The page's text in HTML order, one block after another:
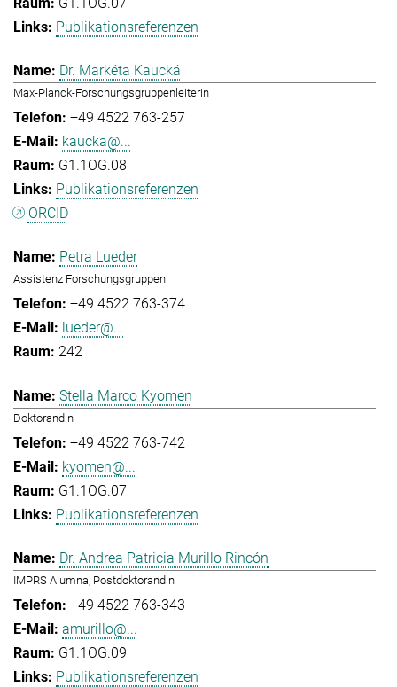
Publikationsreferenzen
Dr. Markéta Kaucká
Max-Planck-Forschungsgruppenleiterin
+49 4522 763-257
kaucka@...
G1.1OG.08
Publikationsreferenzen
ORCID
Petra Lueder
Assistenz Forschungsgruppen
+49 4522 763-374
lueder@...
242
Stella Marco Kyomen
Doktorandin
+49 4522 763-742
kyomen@...
G1.1OG.07
Publikationsreferenzen
Dr. Andrea Patricia Murillo Rincón
IMPRS Alumna, Postdoktorandin
+49 4522 763-343
amurillo@...
G1.1OG.09
Publikationsreferenzen